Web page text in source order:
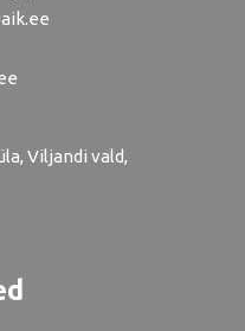
Viljandi vald,